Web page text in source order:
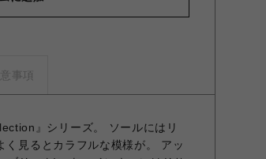
事項
』シリーズ。 ソールにはリ
見るとカラフルな模様が。 アッ